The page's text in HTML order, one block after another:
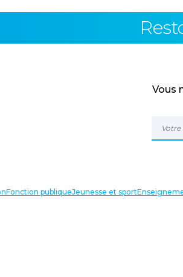
Vous
Fonction publiqueJeunesse et sport